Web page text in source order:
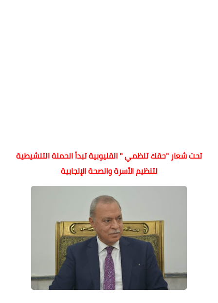
تحت شعار "حقك تنظمي " القليوبية تبدأ الحملة التنشيطية
لتنظيم الأسرة والصحة الإنجابية